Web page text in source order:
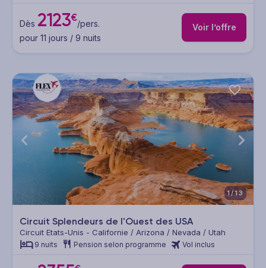
Dès 2123€/pers.
pour 11 jours / 9 nuits
Voir l’offre
1/13
Circuit Splendeurs de l'Ouest des USA
Circuit Etats-Unis - Californie / Arizona / Nevada / Utah
9 nuits Pension selon programme Vol inclus